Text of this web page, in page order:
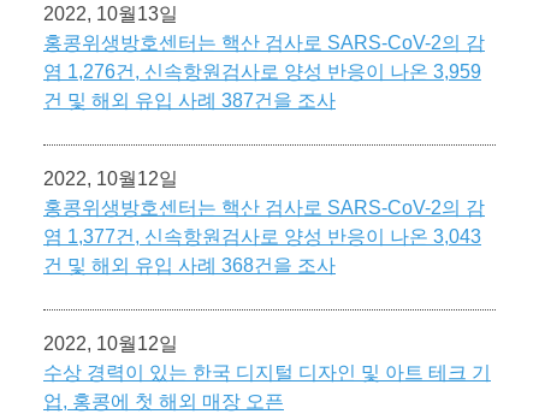
2022, 10월13일
홍콩위생방호센터는 핵산 검사로 SARS-CoV-2의 감
염 1,276건, 신속항원검사로 양성 반응이 나온 3,959
건 및 해외 유입 사례 387건을 조사
2022, 10월12일
홍콩위생방호센터는 핵산 검사로 SARS-CoV-2의 감
염 1,377건, 신속항원검사로 양성 반응이 나온 3,043
건 및 해외 유입 사례 368건을 조사
2022, 10월12일
수상 경력이 있는 한국 디지털 디자인 및 아트 테크 기
업, 홍콩에 첫 해외 매장 오픈